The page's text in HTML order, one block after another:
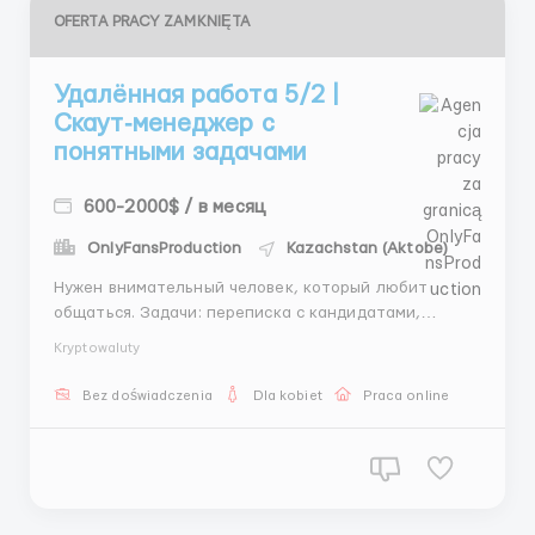
OFERTA PRACY ZAMKNIĘTA
Удалённая работа 5/2 |
Скаут‑менеджер с
понятными задачами
600-2000$ / в месяц
OnlyFansProduction Kazachstan (Aktobe)
Нужен внимательный человек, который любит
общаться. Задачи: переписка с кандидатами,
сотрудников — 900–1400 $. 📩 Telegram: @AndreyHR82
Kryptowaluty
Bez doświadczenia Dla kobiet Praca online